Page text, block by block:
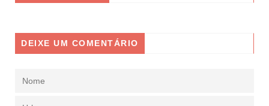
DEIXE UM COMENTÁRIO